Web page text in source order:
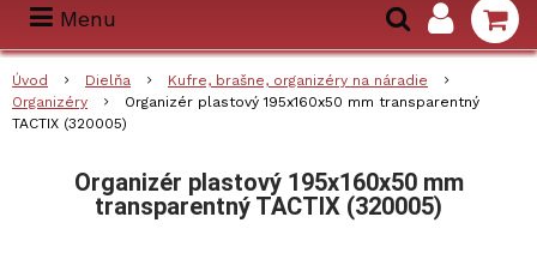
Menu
Úvod Dielňa
Kufre, brašne, organizéry na náradie
Organizéry
Organizér plastový 195x160x50 mm transparentný
TACTIX (320005)
Organizér plastový 195x160x50 mm
transparentný TACTIX (320005)